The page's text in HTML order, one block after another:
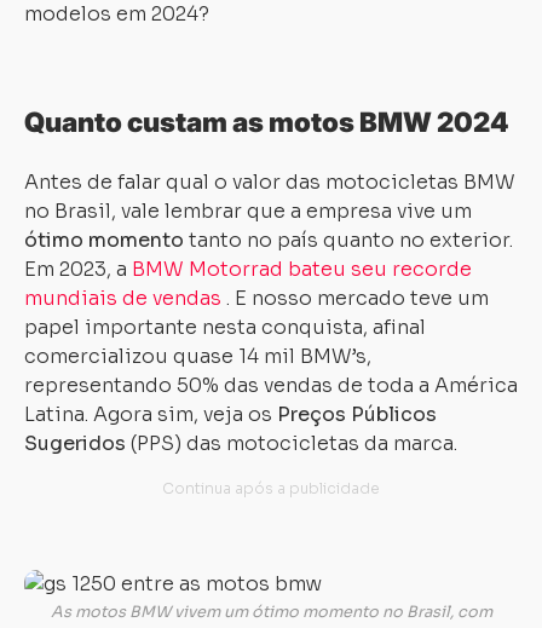
modelos em 2024?
Quanto custam as motos BMW 2024
Antes de falar qual o valor das motocicletas BMW
no Brasil, vale lembrar que a empresa vive um
ótimo momento tanto no país quanto no exterior.
Em 2023, a BMW Motorrad bateu seu recorde
mundiais de vendas . E nosso mercado teve um
papel importante nesta conquista, afinal
comercializou quase 14 mil BMW’s,
representando 50% das vendas de toda a América
Latina. Agora sim, veja os Preços Públicos
Sugeridos (PPS) das motocicletas da marca.
As motos BMW vivem um ótimo momento no Brasil, com